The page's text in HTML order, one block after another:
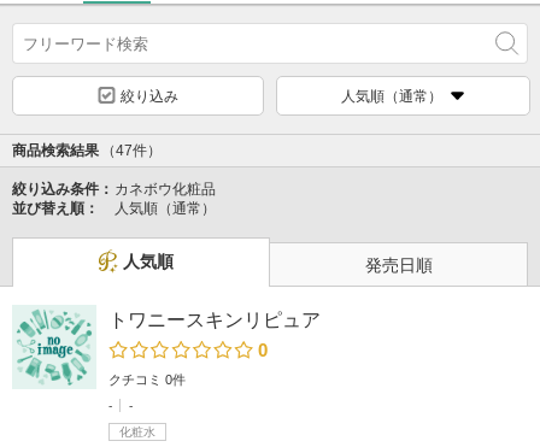
絞り込み 人気順（通常）
商品検索結果 （47件）
絞り込み条件： カネボウ化粧品
並び替え順：
人気順（通常）
人気順 発売日順
トワニースキンリピュア
0
クチコミ 0件
-
-
化粧水